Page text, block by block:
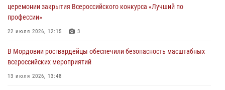
незамедлительно
05 августа 2026, 15:04
подозреваемого в причинении телесных повреждений супруге
05 августа 2026, 12:34
церемонии закрытия Всероссийского конкурса «Лучший по
профессии»
22 июля 2026, 12:15 3
В Мордовии росгвардейцы обеспечили безопасность масштабных
всероссийских мероприятий
13 июля 2026, 13:48